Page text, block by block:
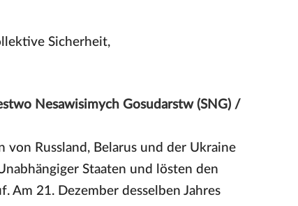
Sicherheit,
Nesawisimych Gosudarstw (SNG) /
Russland, Belarus und der Ukraine
Staaten und lösten den
Am 21. Dezember desselben Jahres